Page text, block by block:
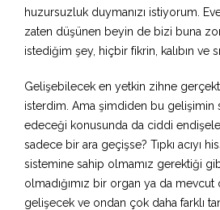
huzursuzluk duymanızı istiyorum.
zaten düşünen beyin de bizi buna
istediğim şey, hiçbir fikrin, kalıbın ve
Gelişebilecek en yetkin zihne
isterdim. Ama şimdiden bu gelişimin
edeceği konusunda da ciddi
sadece bir ara geçişse? Tıpkı acıyı
sistemine sahip olmamız gerektiği
olmadığımız bir organ ya da
gelişecek ve ondan çok daha farklı